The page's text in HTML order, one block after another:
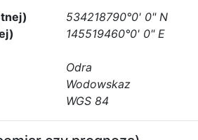
534218790°0' 0" N
145519460°0' 0" E
Odra
Wodowskaz
WGS 84